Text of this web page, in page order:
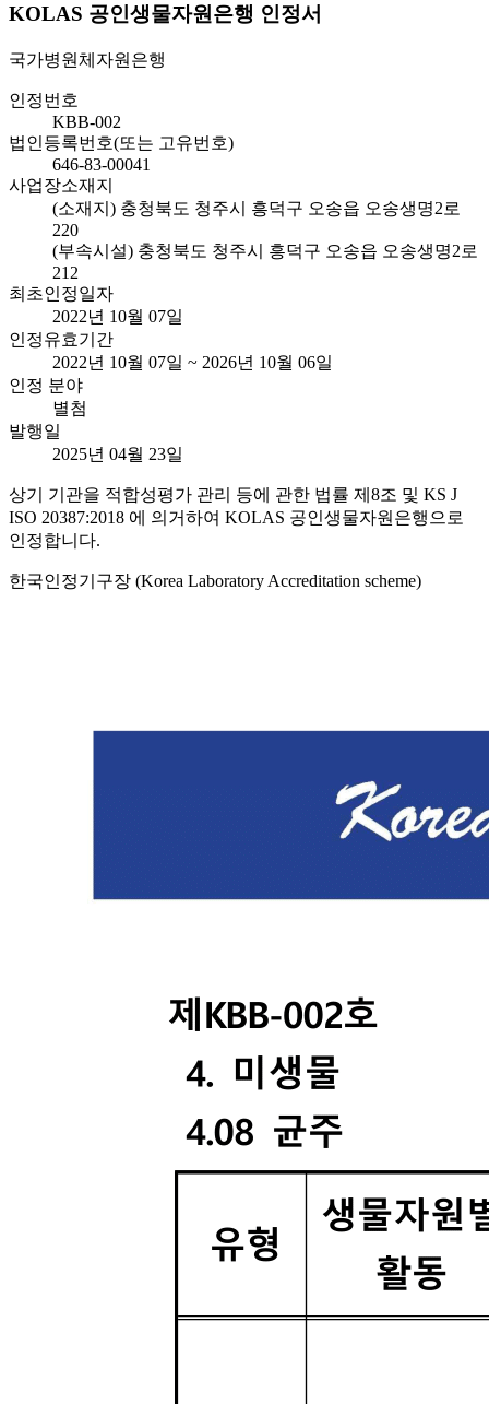
KOLAS 공인생물자원은행 인정서
국가병원체자원은행
인정번호
KBB-002
법인등록번호(또는 고유번호)
646-83-00041
사업장소재지
(소재지) 충청북도 청주시 흥덕구 오송읍 오송생명2로
220
(부속시설) 충청북도 청주시 흥덕구 오송읍 오송생명2로
212
최초인정일자
2022년 10월 07일
인정유효기간
2022년 10월 07일 ~ 2026년 10월 06일
인정 분야
별첨
발행일
2025년 04월 23일
상기 기관을 적합성평가 관리 등에 관한 법률 제8조 및 KS J
ISO 20387:2018 에 의거하여 KOLAS 공인생물자원은행으로
인정합니다.
한국인정기구장 (Korea Laboratory Accreditation scheme)